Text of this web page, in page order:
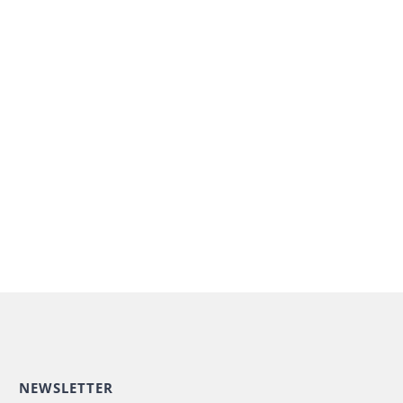
NEWSLETTER